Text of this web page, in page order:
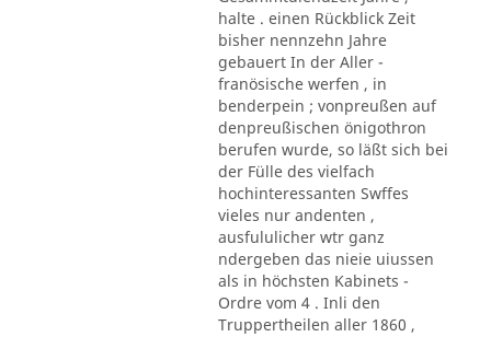
halte . einen Rückblick Zeit
bisher nennzehn Jahre
gebauert In der Aller -
franösische werfen , in
benderpein ; vonpreußen auf
denpreußischen önigothron
berufen wurde, so läßt sich bei
der Fülle des vielfach
hochinteressanten Swffes
vieles nur andenten ,
ausfululicher wtr ganz
ndergeben das nieie uiussen
als in höchsten Kabinets -
Ordre vom 4 . Inli den
Truppertheilen aller 1860 ,